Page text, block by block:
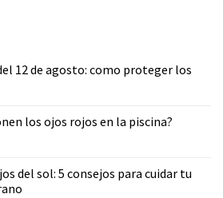
12 de agosto: como proteger los
los ojos rojos en la piscina?
del sol: 5 consejos para cuidar tu